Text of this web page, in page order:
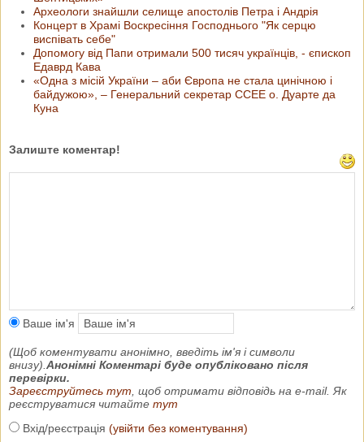
Археологи знайшли селище апостолів Петра і Андрія
Концерт в Храмі Воскресіння Господнього "Як серцю
виспівать себе"
Допомогу від Папи отримали 500 тисяч українців, - єпископ
Едаврд Кава
«Одна з місій України – аби Європа не стала цинічною і
байдужою», – Генеральний секретар ССЕЕ о. Дуарте да
Куна
Залиште коментар!
Ваше ім'я
(Щоб коментувати анонімно, введіть ім'я і символи
внизу). Анонімні Коментарі буде опубліковано після
перевірки.
Зареєструйтесь тут , щоб отримати відповідь на e-mail. Як
реєструватися читайте тут
Вхід/реєстрація (увійти без коментування)